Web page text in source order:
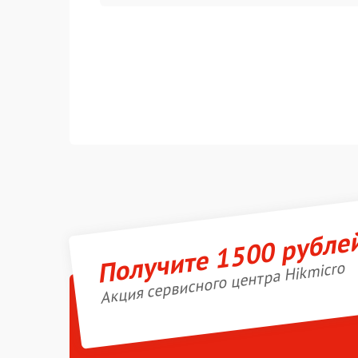
Получите 1500
Акция сервисного центра Hikmicro